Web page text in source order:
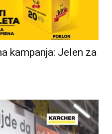
kampanja: Jelen za